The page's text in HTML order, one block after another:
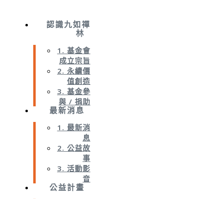
認識九如禪
林
1. 基金會
成立宗旨
2. 永續價
值創造
3. 基金參
與 / 捐助
最新消息
1. 最新消
息
2. 公益故
事
3. 活動影
音
公益計畫